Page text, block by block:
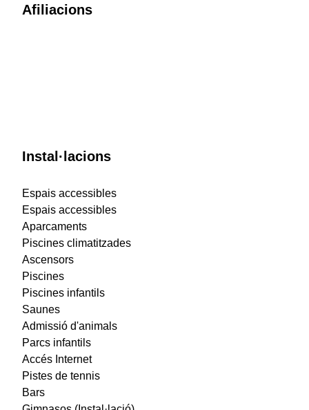
Afiliacions
Instal·lacions
Espais accessibles
Espais accessibles
Aparcaments
Piscines climatitzades
Ascensors
Piscines
Piscines infantils
Saunes
Admissió d'animals
Parcs infantils
Accés Internet
Pistes de tennis
Bars